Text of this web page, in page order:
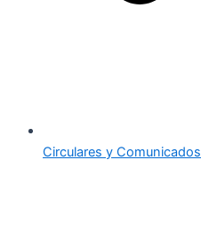
Circulares y Comunicados